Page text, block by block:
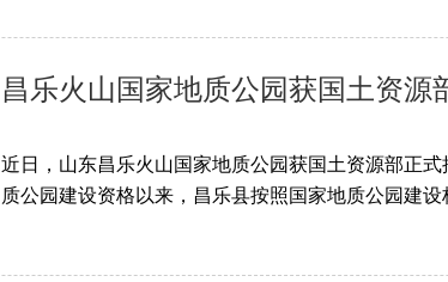
昌乐火山国家地质公园获国土资源
近日，山东昌乐火山国家地质公园获国土资源部正
质公园建设资格以来，昌乐县按照国家地质公园建设